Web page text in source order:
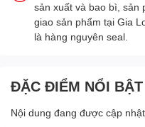
sản xuất và bao bì, sản
giao sản phẩm tại Gia
là hàng nguyên seal.
ĐẶC ĐIỂM NỔI BẬT
Nội dung đang được cập nhật